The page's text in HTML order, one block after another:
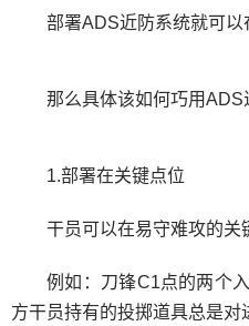
部署ADS近防系统就可
那么具体该如何巧用ADS
1.部署在关键点位
干员可以在易守难攻的
例如：刀锋C1点的两个
方干员持有的投掷道具总是对